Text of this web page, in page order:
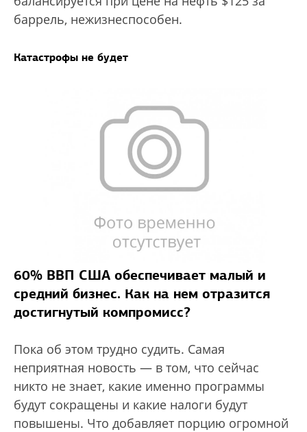
баррель, нежизнеспособен.
Катастрофы не будет
60% ВВП США обеспечивает малый и
средний бизнес. Как на нем отразится
достигнутый компромисс?
Пока об этом трудно судить. Самая
неприятная новость — в том, что сейчас
никто не знает, какие именно программы
будут сокращены и какие налоги будут
повышены. Что добавляет порцию огромной